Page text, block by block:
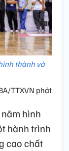
thành và
TTXVN phát
hình
hành trình
cao chất